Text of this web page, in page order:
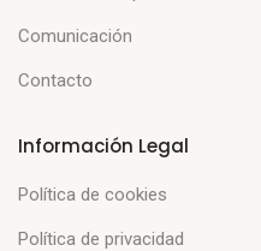
Comunicación
Contacto
Información Legal
Política de cookies
Política de privacidad